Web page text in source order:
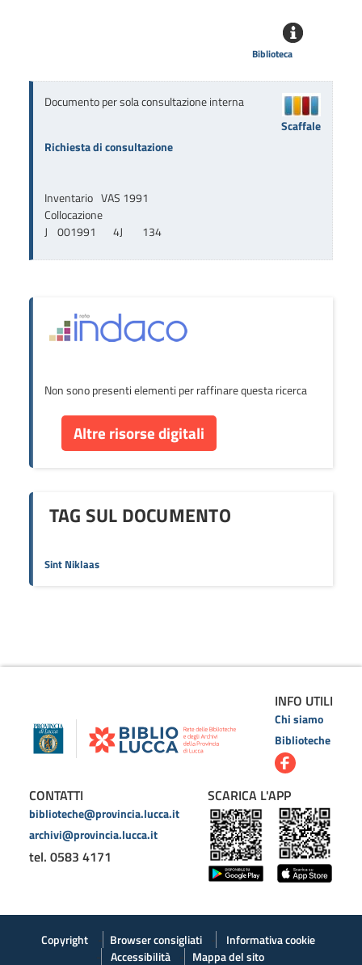
Biblioteca
Documento per sola consultazione interna
Richiesta di consultazione
Inventario VAS 1991
Collocazione
J    001991       4J        134
Scaffale
Non sono presenti elementi per raffinare questa ricerca
Altre risorse digitali
TAG SUL DOCUMENTO
Sint Niklaas
INFO UTILI
Chi siamo
Biblioteche
CONTATTI
biblioteche@provincia.lucca.it
archivi@provincia.lucca.it
tel. 0583 4171
SCARICA L'APP
Copyright Browser consigliati
Informativa cookie
Accessibilità
Mappa del sito